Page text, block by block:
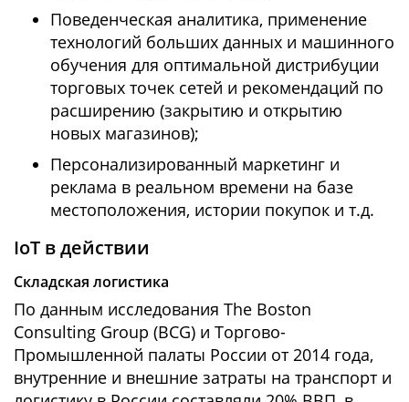
Поведенческая аналитика, применение
технологий больших данных и машинного
обучения для оптимальной дистрибуции
торговых точек сетей и рекомендаций по
расширению (закрытию и открытию
новых магазинов);
Персонализированный маркетинг и
реклама в реальном времени на базе
местоположения, истории покупок и т.д.
IoT в действии
Складская логистика
По данным исследования The Boston
Consulting Group (BCG) и Торгово-
Промышленной палаты России от 2014 года,
внутренние и внешние затраты на транспорт и